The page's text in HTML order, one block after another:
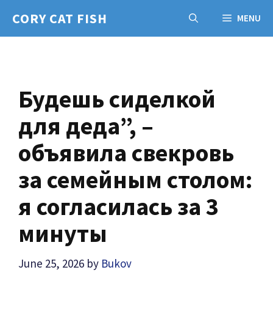
CORY CAT FISH MENU
Будешь сиделкой
для деда”, –
объявила свекровь
за семейным столом:
я согласилась за 3
минуты
June 25, 2026 by Bukov